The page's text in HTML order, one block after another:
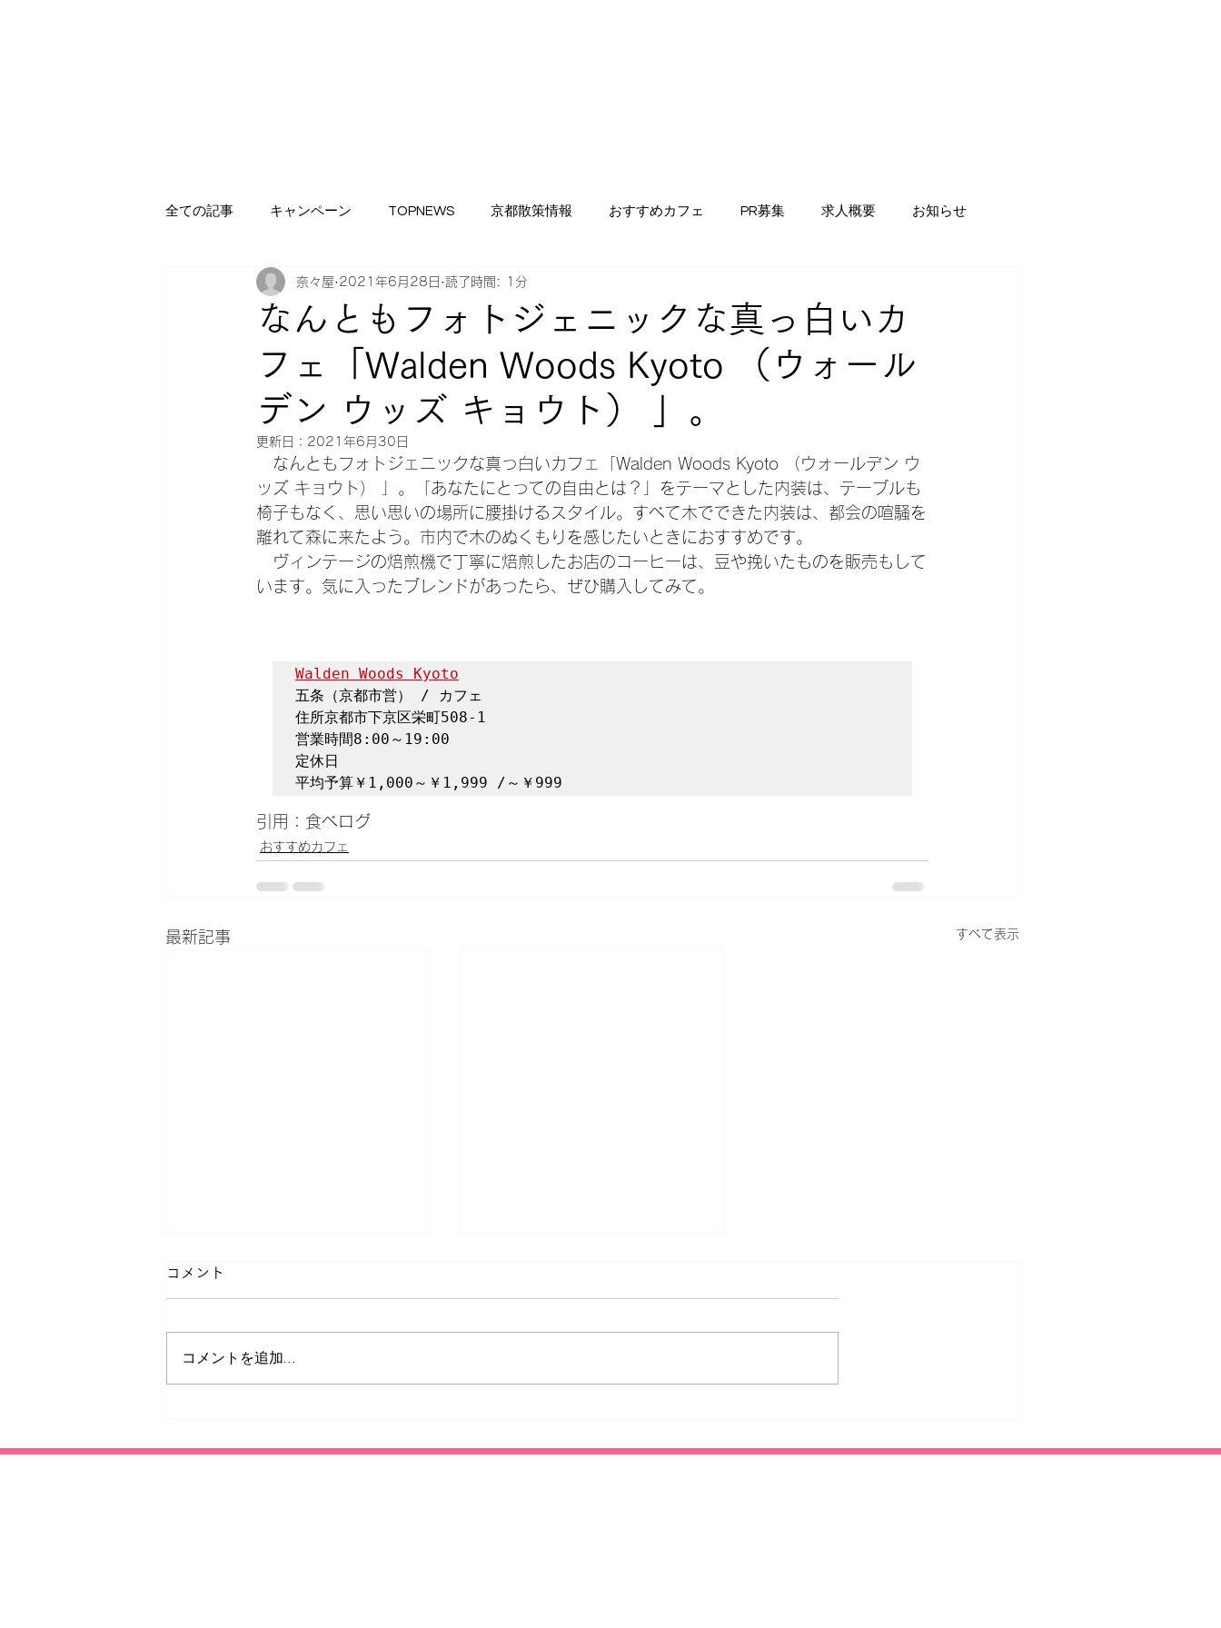
全ての記事 キャンペーン TOPNEWS 京都散策情報 おすすめカフェ PR募集 求人概要 お知らせ
着物に関わるブログ 着物レンタル体験談・口コミ
なんともフォトジェニックな真っ白いカ
フェ「Walden Woods Kyoto （ウォール
デン ウッズ キョウト） 」。
奈々屋 2021年6月28日 読了時間: 1分
更新日： 2021年6月30日
なんともフォトジェニックな真っ白いカフェ「Walden Woods Kyoto （ウォールデン ウ
ッズ キョウト） 」。「あなたにとっての自由とは？」をテーマとした内装は、テーブルも
椅子もなく、思い思いの場所に腰掛けるスタイル。すべて木でできた内装は、都会の喧騒を
離れて森に来たよう。市内で木のぬくもりを感じたいときにおすすめです。
ヴィンテージの焙煎機で丁寧に焙煎したお店のコーヒーは、豆や挽いたものを販売もして
います。気に入ったブレンドがあったら、ぜひ購入してみて。
Walden Woods Kyoto
五条（京都市営） / カフェ
住所京都市下京区栄町508-1
営業時間8:00～19:00
定休日
平均予算￥1,000～￥1,999 /～￥999
引用：食べログ
おすすめカフェ
最新記事 すべて表示
てほしいのが、「和栗専門 紗
た幻想的な店内の「プルミ
コメント
コメントを追加…